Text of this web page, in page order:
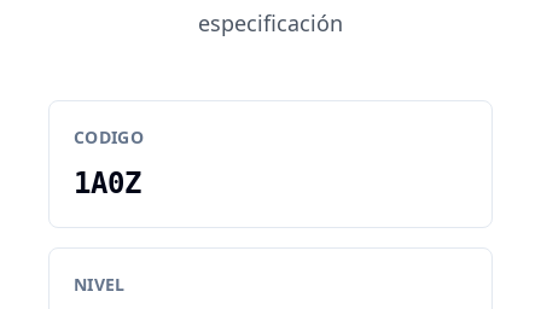
especificación
CODIGO
1A0Z
NIVEL